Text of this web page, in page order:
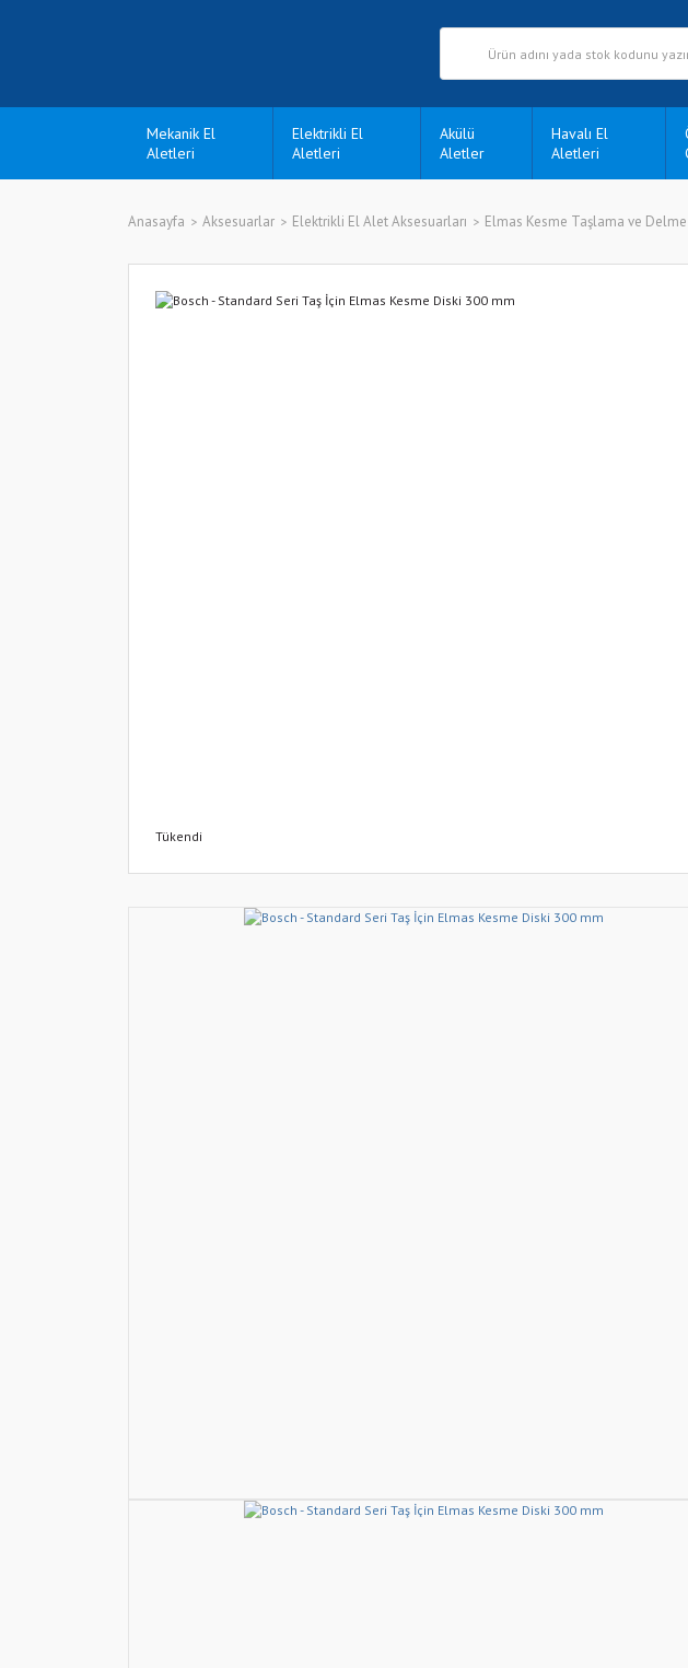
Mekanik El
Aletleri
Elektrikli El
Aletleri
Akülü
Aletler
Havalı El
Aletleri
Anasayfa Aksesuarlar Elektrikli El Alet Aksesuarları Elmas Kesme Taşlama ve Delme
Tükendi